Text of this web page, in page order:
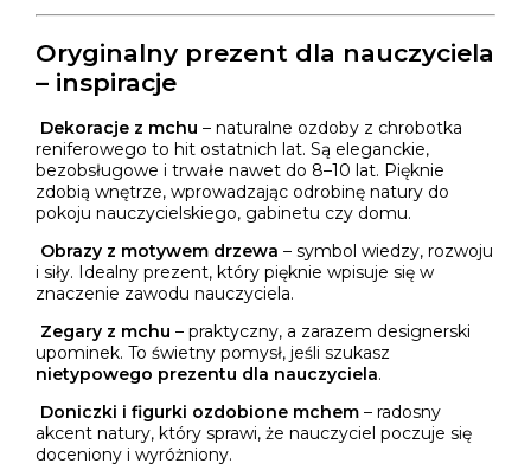
Oryginalny prezent dla nauczyciela
– inspiracje
Dekoracje z mchu – naturalne ozdoby z chrobotka
reniferowego to hit ostatnich lat. Są eleganckie,
bezobsługowe i trwałe nawet do 8–10 lat. Pięknie
zdobią wnętrze, wprowadzając odrobinę natury do
pokoju nauczycielskiego, gabinetu czy domu.
Obrazy z motywem drzewa – symbol wiedzy, rozwoju
i siły. Idealny prezent, który pięknie wpisuje się w
znaczenie zawodu nauczyciela.
Zegary z mchu – praktyczny, a zarazem designerski
upominek. To świetny pomysł, jeśli szukasz
nietypowego prezentu dla nauczyciela.
Doniczki i figurki ozdobione mchem– radosny
akcent natury, który sprawi, że nauczyciel poczuje się
doceniony i wyróżniony.